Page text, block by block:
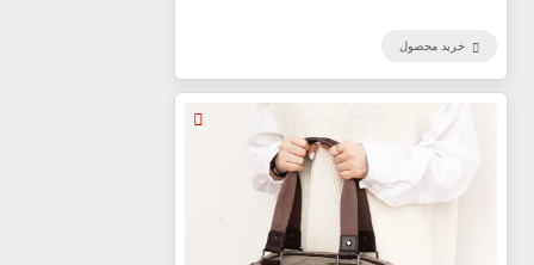
خرید محصول